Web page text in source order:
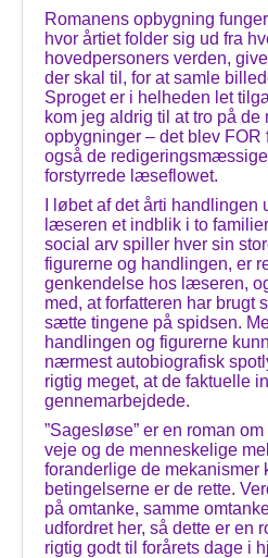
Romanens opbygning
hvor årtiet folder sig ud fra
hovedpersoners verden,
der skal til, for at samle
Sproget er i helheden let
kom jeg aldrig til at tro på
opbygninger – det blev FOR
også de
forstyrrede læseflowet.
I løbet af det årti handlingen
læseren et indblik i to
social arv spiller hver sin
figurerne og handlingen, er
genkendelse hos læseren,
med, at forfatteren har brugt
sætte tingene på spidsen.
handlingen og figurerne
nærmest autobiografisk
rigtig meget, at de faktuelle
gennemarbejdede.
”Sagesløse” er en roman
veje og de menneskelige
foranderlige de mekanismer
betingelserne er de rette.
på omtanke, samme
udfordret her, så dette er en
rigtig godt til forårets dage i